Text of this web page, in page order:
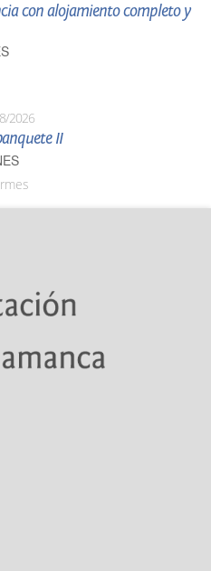
con alojamiento completo y
2026
II